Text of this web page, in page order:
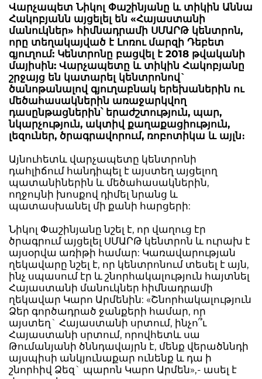
Վարչապետ Նիկոլ Փաշինյանը և տիկին Աննա
Հակոբյանն այցելել են «Հայաստանի
մանուկներ» հիմնադրամի ՍՄԱՐԹ կենտրոն,
որը տեղակայված է Լոռու մարզի Դեբետ
գյուղում: Կենտրոնը բացվել է 2018 թվականի
մայիսին: Վարչապետը և տիկին Հակոբյանը
շրջայց են կատարել կենտրոնով`
ծանոթանալով գյուղաբնակ երեխաներին ու
մեծահասակներին առաջարկվող
դասընթացներին՝ երաժշտություն, պար,
նկարչություն, ակտիվ քաղաքացիություն,
լեզուներ, ծրագրավորում, ռոբոտիկա և այլն։
Այնուհետև վարչապետը կենտրոնի
դահլիճում հանդիպել է այստեղ այցելող
պատանիներին և մեծահասակներին,
ողջույնի խոսքով դիմել նրանց և
պատասխանել մի քանի հարցերի:
Նիկոլ Փաշինյանը նշել է, որ վաղուց էր
ծրագրում այցելել ՍՄԱՐԹ կենտրոն և ուրախ է
այսօրվա առիթի համար: Կառավարության
ղեկավարը նշել է, որ կենտրոնում տեսել է այն,
ինչ սպասում էր և շնորհակալություն հայտնել
Հայաստանի մանուկներ հիմնադրամի
ղեկավար Կարո Արմենին: «Շնորհակալություն
Ձեր գործադրած ջանքերի համար, որ
այստեղ` Հայաստանի սրտում, ինչո՞ւ
Հայաստանի սրտում, որովհետև սա
Թումանյանի ծննդավայրն է, մենք վերածննդի
այսպիսի անկյունաքար ունենք և դա ի
շնորհիվ Ձեզ` պարոն Կարո Արմեն»,- ասել է